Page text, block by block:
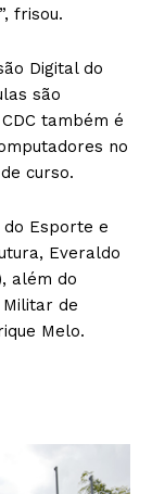
frisou.
Digital do
são
também é
no
curso.
Esporte e
Everaldo
além do
Militar de
Melo.